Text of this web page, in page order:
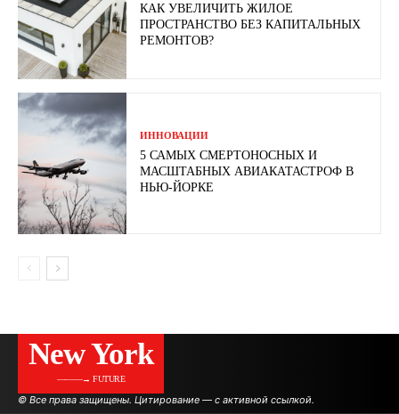
КАК УВЕЛИЧИТЬ ЖИЛОЕ
ПРОСТРАНСТВО БЕЗ КАПИТАЛЬНЫХ
РЕМОНТОВ?
ИННОВАЦИИ
5 САМЫХ СМЕРТОНОСНЫХ И
МАСШТАБНЫХ АВИАКАТАСТРОФ В
НЬЮ-ЙОРКЕ
New York
———→ FUTURE
© Все права защищены. Цитирование — с активной ссылкой.